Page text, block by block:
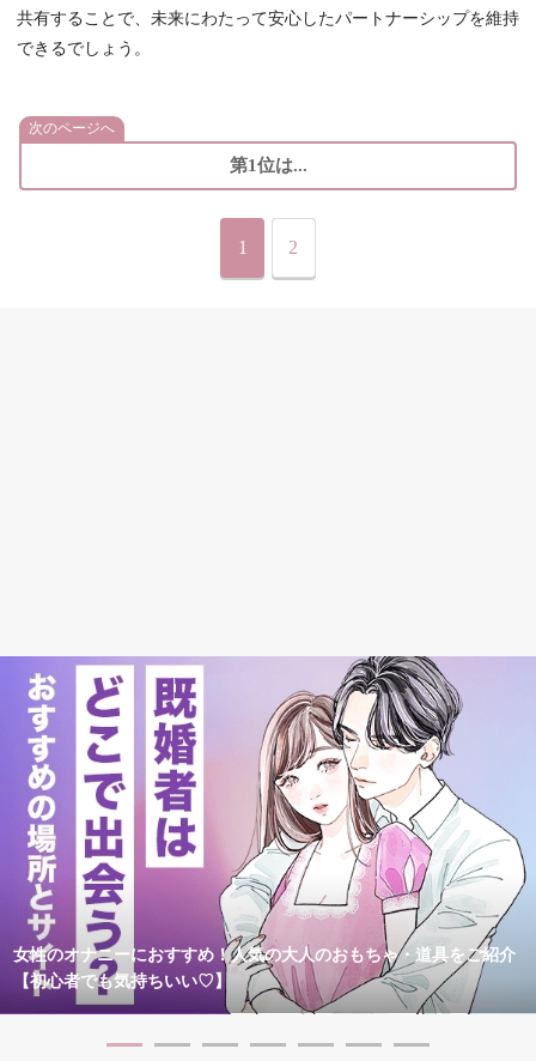
共有することで、未来にわたって安心したパートナーシップを維持
できるでしょう。
次のページへ
第1位は...
1 2
女性のオナニーにおすすめ！人気の大人のおもちゃ・道具をご紹介
【初心者でも気持ちいい♡】